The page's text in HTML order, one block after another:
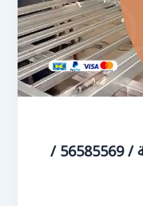
رقم حداد أبواب شاليهات الدوحة / 56585569 /